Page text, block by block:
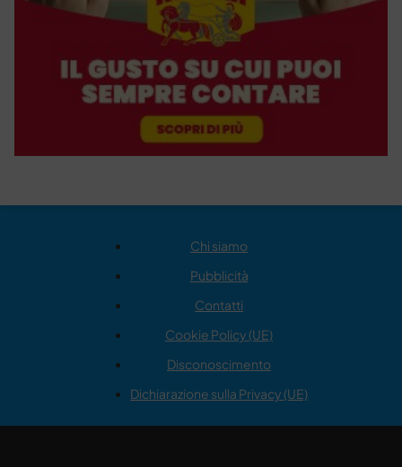
Chi siamo
Pubblicità
Contatti
Cookie Policy (UE)
Disconoscimento
Dichiarazione sulla Privacy (UE)